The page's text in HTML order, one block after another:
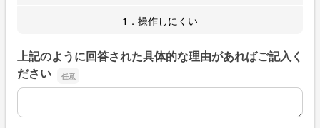
1．操作しにくい
上記のように回答された具体的な理由があればご記入く
ださい
上記のように回答された具体的な理由があればご記入くだ